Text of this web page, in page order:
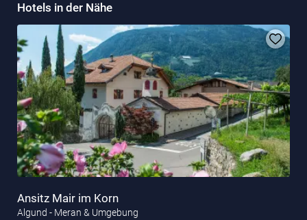
Hotels in der Nähe
Ansitz Mair im Korn
Algund - Meran & Umgebung